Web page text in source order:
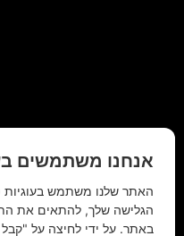
אנחנו משתמשים
הגלישה שלך, להתאים את
באתר. על ידי לחיצה על